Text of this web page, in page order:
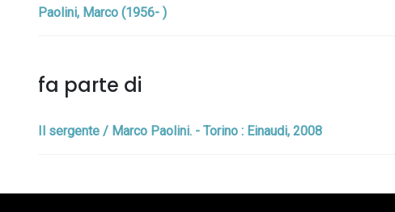
Paolini, Marco (1956- )
fa parte di
Il sergente / Marco Paolini. - Torino : Einaudi, 2008